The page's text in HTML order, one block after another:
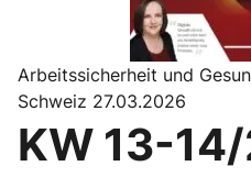
Arbeitssicherheit und
Schweiz 27.03.2026
KW 13-